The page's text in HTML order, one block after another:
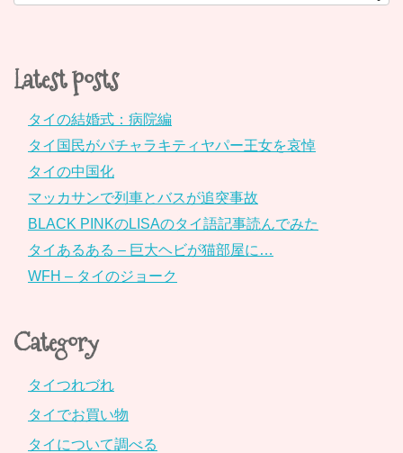
Latest posts
タイの結婚式：病院編
タイ国民がパチャラキティヤパー王女を哀悼
タイの中国化
マッカサンで列車とバスが追突事故
BLACK PINKのLISAのタイ語記事読んでみた
タイあるある – 巨大ヘビが猫部屋に…
WFH – タイのジョーク
Category
タイつれづれ
タイでお買い物
タイについて調べる